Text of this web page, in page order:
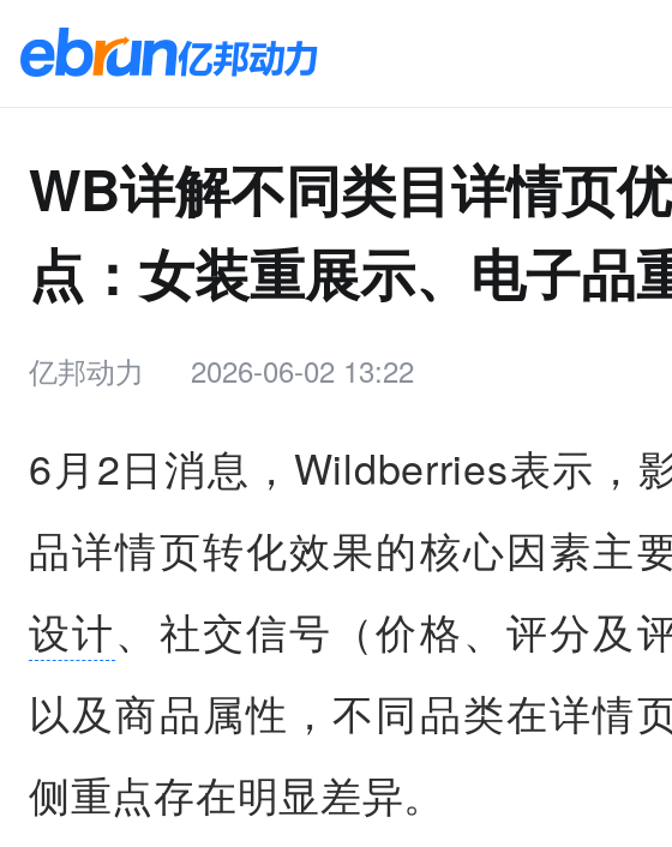
WB详解不同类目详情页
点：女装重展示、电子品
亿邦动力 2026-06-02 13:22
6月2日消息，Wildberries表示，
品详情页转化效果的核心因素主
设计、社交信号（价格、评分及
以及商品属性，不同品类在详情
侧重点存在明显差异。